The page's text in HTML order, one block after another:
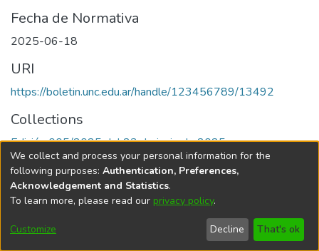
Fecha de Normativa
2025-06-18
URI
https://boletin.unc.edu.ar/handle/123456789/13492
Collections
Edición 005/2025 del 23 de junio de 2025
Universidad Nacional de Córdoba
We collect and process your personal information for the
following purposes: Authentication, Preferences,
Acknowledgement and Statistics.
To learn more, please read our privacy policy.
Customize Decline That's ok